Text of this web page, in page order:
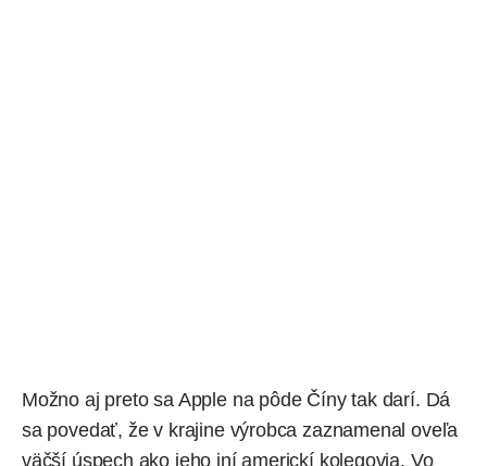
Možno aj preto sa Apple na pôde Číny tak darí. Dá
sa povedať, že v krajine výrobca zaznamenal oveľa
väčší úspech ako jeho iní americkí kolegovia. Vo